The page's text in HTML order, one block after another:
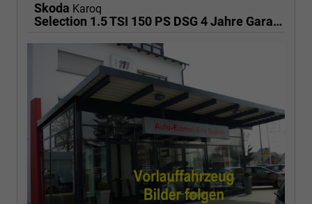
Skoda Karoq
Selection 1.5 TSI 150 PS DSG 4 Jahre Garantie-Anhängerkupplung-Keyless Start-AppleCarPlay-AndroidAuto-Sunset-Tempomat-2-Zonen-Klima-16''Alu